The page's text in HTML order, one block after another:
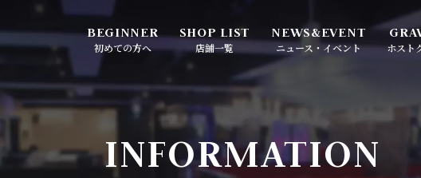
初めての方へ 店舗一覧
ATOM-ROYAL-
大阪・ミナミ
ATOM-PLACE-
大阪・ミナミ
ニュース・イベント
イベントカレンダー
ホスト
求人メディア「ええやつ」
INFORMATION